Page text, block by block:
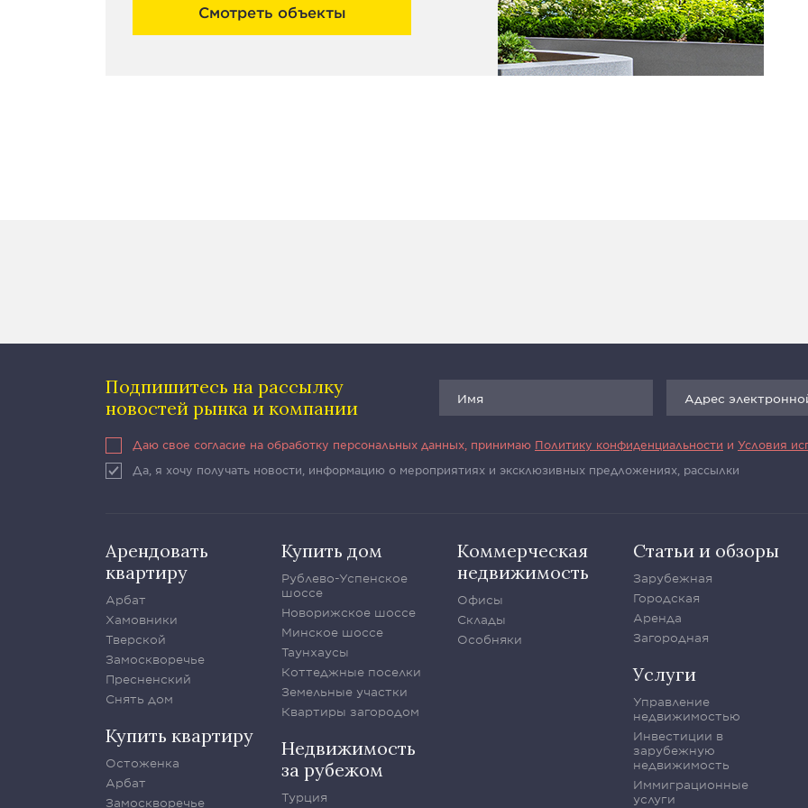
Смотреть объекты
Подпишитесь на рассылку
новостей рынка и компании
Даю свое согласие на обработку персональных данных, принимаю Политику конфиденциальности и Условия
Да, я хочу получать новости, информацию о мероприятиях и эксклюзивных предложениях, рассылки
Арендовать
квартиру
Арбат
Хамовники
Тверской
Замоскворечье
Пресненский
Снять дом
Купить квартиру
Остоженка
Арбат
Замоскворечье
Купить дом
Рублево-Успенское
шоссе
Новорижское шоссе
Минское шоссе
Таунхаусы
Коттеджные поселки
Земельные участки
Квартиры загородом
Недвижимость
за рубежом
Турция
Коммерческая
недвижимость
Офисы
Склады
Особняки
Статьи и обзоры
Зарубежная
Городская
Аренда
Загородная
Услуги
Управление
недвижимостью
Инвестиции в
зарубежную
недвижимость
Иммиграционные
услуги